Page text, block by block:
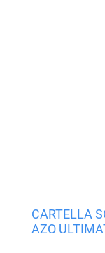
CARTELLA
AZO